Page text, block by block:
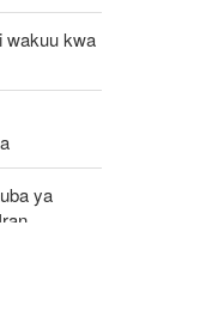
wakuu kwa
ya